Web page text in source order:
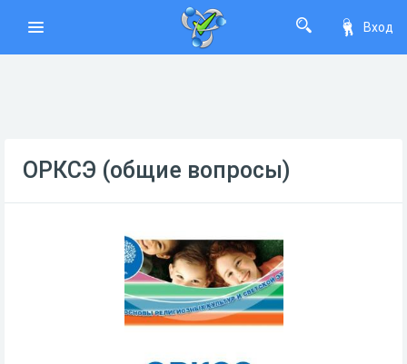
Вход
ОРКСЭ (общие вопросы)